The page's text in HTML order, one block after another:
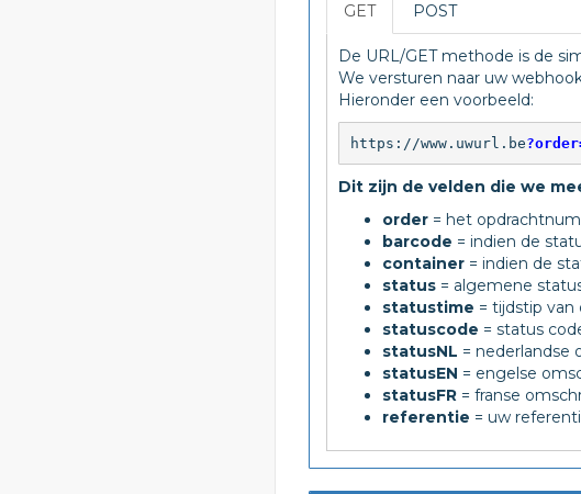
GET POST
De URL/GET methode is de
We versturen naar uw
Hieronder een voorbeeld:
https://www.uwurl.be
Dit zijn de velden die we
order = het
barcode = indien de
container = indien de
status = algemene
statustime = tijdstip van
statuscode = status
statusNL = nederlandse
statusEN = engelse
statusFR = franse
referentie = uw